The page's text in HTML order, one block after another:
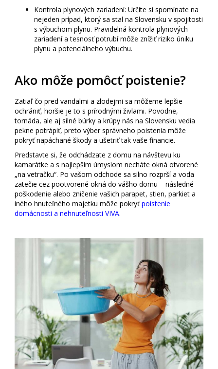
Kontrola plynových zariadení: Určite si spomínate na
nejeden prípad, ktorý sa stal na Slovensku v spojitosti
s výbuchom plynu. Pravidelná kontrola plynových
zariadení a tesnosť potrubí môže znížiť riziko úniku
plynu a potenciálneho výbuchu.
Ako môže pomôcť poistenie?
Zatiaľ čo pred vandalmi a zlodejmi sa môžeme lepšie
ochrániť, horšie je to s prírodnými živlami. Povodne,
tornáda, ale aj silné búrky a krúpy nás na Slovensku vedia
pekne potrápiť, preto výber správneho poistenia môže
pokryť napáchané škody a ušetriť tak vaše financie.
Predstavte si, že odchádzate z domu na návštevu ku
kamarátke a s najlepším úmyslom necháte okná otvorené
„na vetračku“. Po vašom odchode sa silno rozprší a voda
zatečie cez pootvorené okná do vášho domu – následné
poškodenie alebo zničenie vašich parapet, stien, parkiet a
iného hnuteľného majetku môže pokryťpoistenie
domácnosti a nehnuteľnosti VIVA.